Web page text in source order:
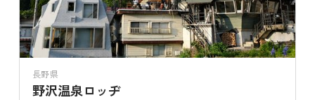
長野県
野沢温泉ロッヂ